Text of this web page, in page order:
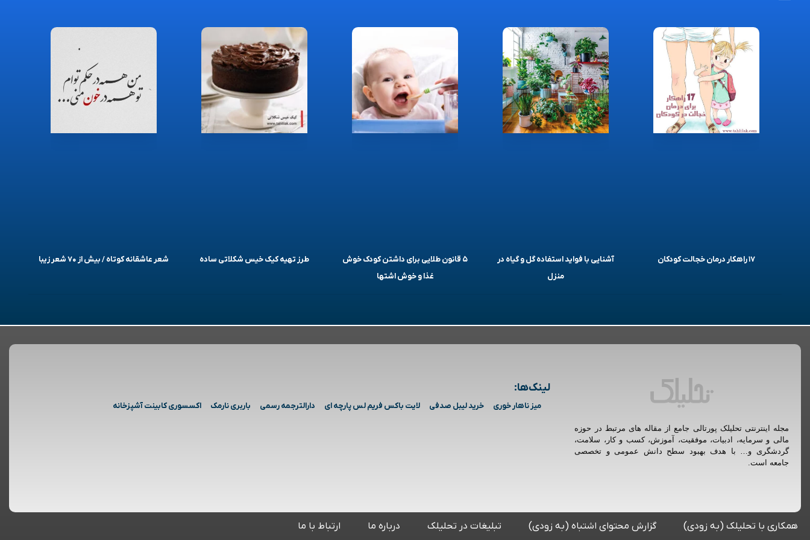
۱۷ راهکار درمان خجالت کودکان
آشنایی با فواید استفاده گل و گیاه در
منزل
۵ قانون طلایی برای داشتن کودک خوش
غذا و خوش اشتها
طرز تهیه کیک خیس شکلاتی ساده شعر عاشقانه کوتاه / بیش از ۷۰ شعر زیبا
مجله اینترنتی تحلیلک پورتالی جامع از مقاله های مرتبط در حوزه
مالی و سرمایه، ادبیات، موفقیت، آموزش، کسب و کار، سلامت،
گردشگری و… با هدف بهبود سطح دانش عمومی و تخصصی
جامعه است.
لینک‌ها:
میز ناهار خوری خرید لیبل صدفی لایت باکس فریم لس پارچه ای دارالترجمه رسمی باربری نارمک اکسسوری کابینت آشپزخانه
همکاری با تحلیلک (به زودی) گزارش محتوای اشتباه (به زودی) تبلیغات در تحلیلک درباره ما ارتباط با ما